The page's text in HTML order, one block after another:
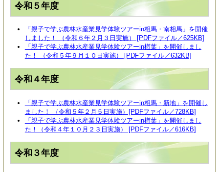
令和５年度
「親子で学ぶ農林水産業見学体験ツアーin相馬・南相馬」を開催
しました！ （令和６年２月３日実施） [PDFファイル／625KB]
「親子で学ぶ農林水産業見学体験ツアーin楢葉」を開催しまし
た！ （令和５年９月１０日実施） [PDFファイル／632KB]
令和４年度
「親子で学ぶ農林水産業見学体験ツアーin相馬・新地」を開催し
ました！ （令和５年２月５日実施）[PDFファイル／728KB]
「親子で学ぶ農林水産業見学体験ツアーin楢葉」を開催しまし
た！（令和４年１０月２３日実施） [PDFファイル／616KB]
令和３年度